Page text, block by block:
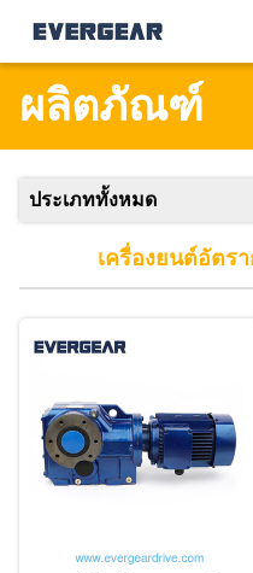
ผลิตภัณฑ์
ประเภททั้งหมด
เครื่องยนต์อัตรา